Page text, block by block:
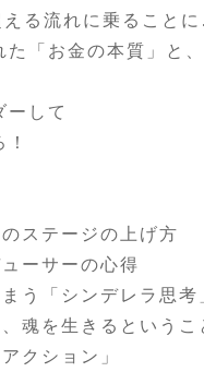
える流れに乗ること
「お金の本質」と
ーして
ステージの上げ方
ーサーの心得
う「シンデレラ思考
魂を生きるというこ
クション」